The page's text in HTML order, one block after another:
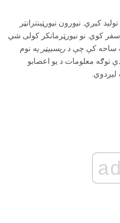
کیږي. نیورون نیورټینترانټر
سفر کوي. نو نیورټرمانکر کولی شي
ساحه کې چې د ریسیپټر په نوم
توګه معلومات د یو اعصابو
ad